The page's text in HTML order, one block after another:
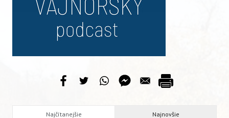
ARCHÍV VYDANÍ
Najčítanejšie Najnovšie